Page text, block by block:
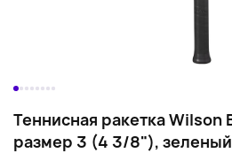
Теннисная ракетка Wilson
размер 3 (4 3/8"), зеленый